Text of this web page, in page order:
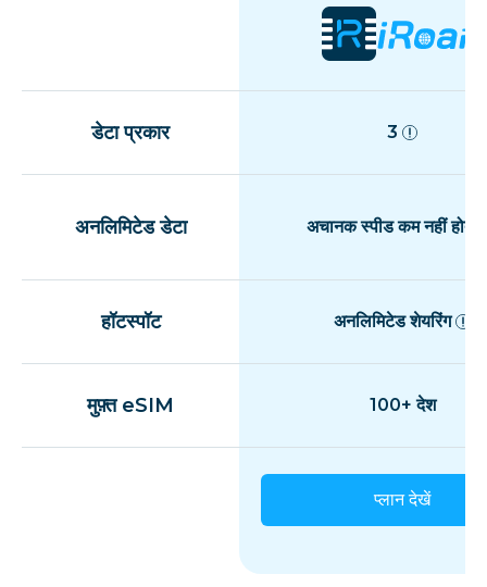
डेटा प्रकार 3
अनलिमिटेड डेटा अचानक स्पीड कम नहीं होती
हॉटस्पॉट अनलिमिटेड शेयरिंग
मुफ़्त eSIM 100+ देश
प्लान देखें